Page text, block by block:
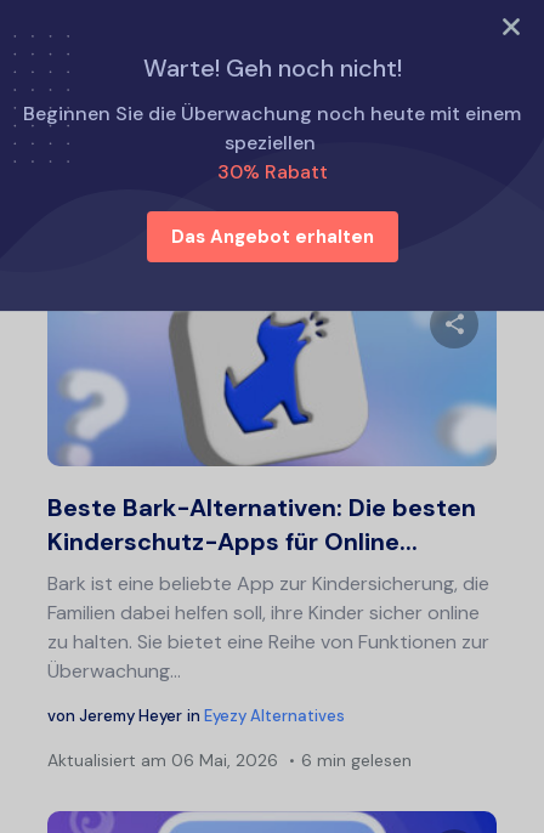
TRY NOW
Warte! Geh noch nicht!
Beginnen Sie die Überwachung noch heute mit einem
speziellen
30% Rabatt
Das Angebot erhalten
Startseite Eyezy-Alternativen
Eyezy-Alternativen
Beste Bark-Alternativen: Die besten
Kinderschutz-Apps für Online...
Bark ist eine beliebte App zur Kindersicherung, die
Familien dabei helfen soll, ihre Kinder sicher online
zu halten. Sie bietet eine Reihe von Funktionen zur
Überwachung...
von Jeremy Heyer in Eyezy Alternatives
Aktualisiert am 06 Mai, 2026 6 min gelesen